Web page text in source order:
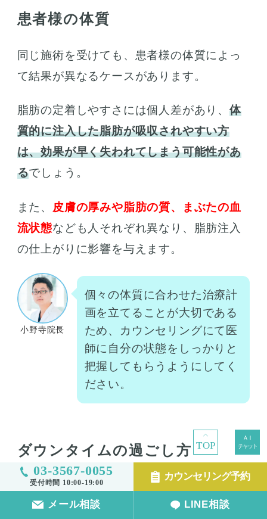
TOP
03-3567-0055
受付時間 10:00-19:00
カウンセリング予約
メール相談 LINE相談
患者様の体質
同じ施術を受けても、患者様の体質によっ
て結果が異なるケースがあります。
脂肪の定着しやすさには個人差があり、体
質的に注入した脂肪が吸収されやすい方
は、効果が早く失われてしまう可能性があ
るでしょう。
また、 皮膚の厚みや脂肪の質、まぶたの血
流状態なども人それぞれ異なり、脂肪注入
の仕上がりに影響を与えます。
小野寺院長
個々の体質に合わせた治療計
画を立てることが大切である
ため、カウンセリングにて医
師に自分の状態をしっかりと
把握してもらうようにしてく
ださい。
ダウンタイムの過ごし方
まぶたの脂肪注入の施術を受けた後の過ご
し方も、結果を左右する重要な要素です。